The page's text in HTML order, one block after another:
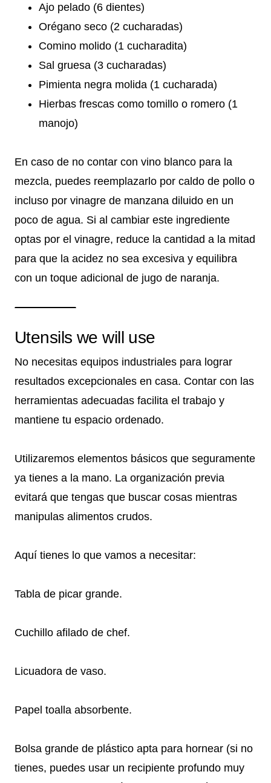
Ajo pelado (6 dientes)
Orégano seco (2 cucharadas)
Comino molido (1 cucharadita)
Sal gruesa (3 cucharadas)
Pimienta negra molida (1 cucharada)
Hierbas frescas como tomillo o romero (1
manojo)
En caso de no contar con vino blanco para la
mezcla, puedes reemplazarlo por caldo de pollo o
incluso por vinagre de manzana diluido en un
poco de agua. Si al cambiar este ingrediente
optas por el vinagre, reduce la cantidad a la mitad
para que la acidez no sea excesiva y equilibra
con un toque adicional de jugo de naranja.
Utensils we will use
No necesitas equipos industriales para lograr
resultados excepcionales en casa. Contar con las
herramientas adecuadas facilita el trabajo y
mantiene tu espacio ordenado.
Utilizaremos elementos básicos que seguramente
ya tienes a la mano. La organización previa
evitará que tengas que buscar cosas mientras
manipulas alimentos crudos.
Aquí tienes lo que vamos a necesitar:
Tabla de picar grande.
Cuchillo afilado de chef.
Licuadora de vaso.
Papel toalla absorbente.
Bolsa grande de plástico apta para hornear (si no
tienes, puedes usar un recipiente profundo muy